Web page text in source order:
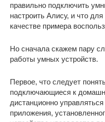
правильно подключить
настроить Алису, и что
качестве примера
Но сначала скажем пару
работы умных устройств.
Первое, что следует
подключающиеся к
дистанционно
приложения,